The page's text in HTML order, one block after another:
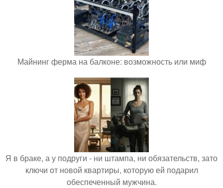
Майнинг ферма на балконе: возможность или миф
Я в браке, а у подруги - ни штампа, ни обязательств, зато
ключи от новой квартиры, которую ей подарил
обеспеченный мужчина.